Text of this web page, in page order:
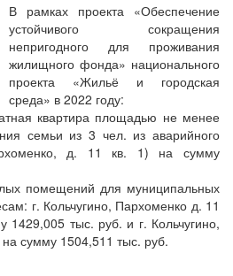
В рамках проекта «Обеспечение
устойчивого сокращения
непригодного для проживания
жилищного фонда» национального
проекта «Жильё и городская
среда» в 2022 году:
квартира площадью не менее
семьи из 3 чел. из аварийного
д. 11 кв. 1) на сумму
помещений для муниципальных
г. Кольчугино, Пархоменко д. 11
1429,005 тыс. руб. и г. Кольчугино,
сумму 1504,511 тыс. руб.